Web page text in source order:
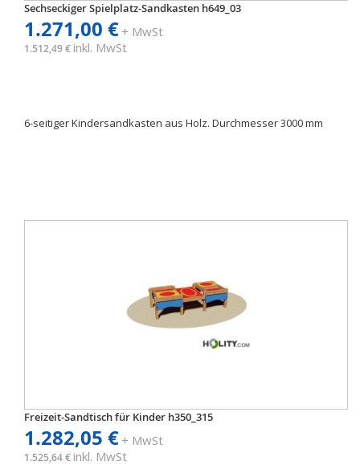
Sechseckiger Spielplatz-Sandkasten h649_03
1.271,00 €+ MwSt
1.512,49 € inkl. MwSt
6-seitiger Kindersandkasten aus Holz. Durchmesser 3000 mm
Freizeit-Sandtisch für Kinder h350_315
1.282,05 €+ MwSt
1.525,64 € inkl. MwSt